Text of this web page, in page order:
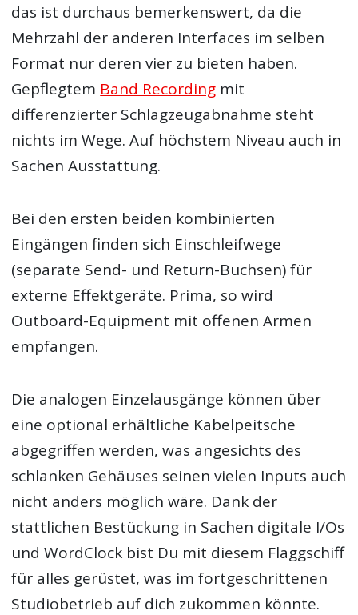
das ist durchaus bemerkenswert, da die
Mehrzahl der anderen Interfaces im selben
Format nur deren vier zu bieten haben.
Gepflegtem Band Recording mit
differenzierter Schlagzeugabnahme steht
nichts im Wege. Auf höchstem Niveau auch in
Sachen Ausstattung.
Bei den ersten beiden kombinierten
Eingängen finden sich Einschleifwege
(separate Send- und Return-Buchsen) für
externe Effektgeräte. Prima, so wird
Outboard-Equipment mit offenen Armen
empfangen.
Die analogen Einzelausgänge können über
eine optional erhältliche Kabelpeitsche
abgegriffen werden, was angesichts des
schlanken Gehäuses seinen vielen Inputs auch
nicht anders möglich wäre. Dank der
stattlichen Bestückung in Sachen digitale I/Os
und WordClock bist Du mit diesem Flaggschiff
für alles gerüstet, was im fortgeschrittenen
Studiobetrieb auf dich zukommen könnte.